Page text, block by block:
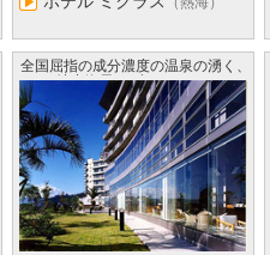
全国屈指の成分濃度の温泉の湧く、
地中海風リゾートホテル